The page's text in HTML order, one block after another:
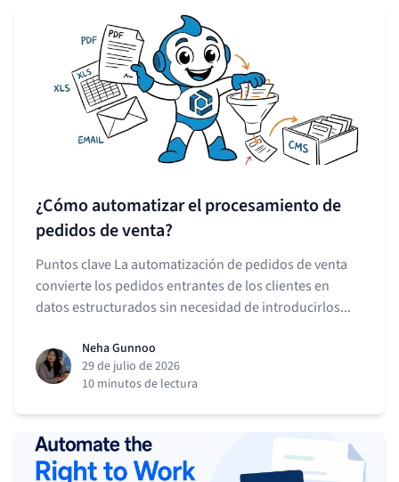
¿Cómo automatizar el procesamiento de
pedidos de venta?
Puntos clave La automatización de pedidos de venta
convierte los pedidos entrantes de los clientes en
datos estructurados sin necesidad de introducirlos...
Neha Gunnoo
29 de julio de 2026
10 minutos de lectura